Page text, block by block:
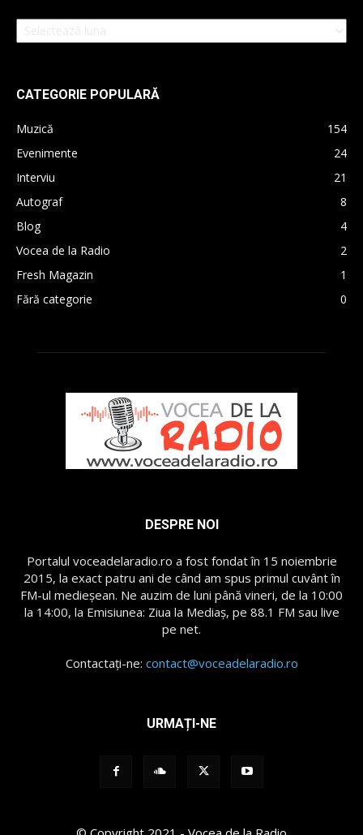
Arhive
CATEGORIE POPULARĂ
Muzică
154
Evenimente
24
Interviu
21
Autograf
8
Blog
4
Vocea de la Radio
2
Fresh Magazin
1
Fără categorie
0
DESPRE NOI
Portalul voceadelaradio.ro a fost fondat în 15 noiembrie
2015, la exact patru ani de când am spus primul cuvânt în
FM-ul medieșean. Ne auzim de luni până vineri, de la 10:00
la 14:00, la Emisiunea: Ziua la Mediaș, pe 88.1 FM sau live
pe net.
Contactați-ne: contact@voceadelaradio.ro
URMAȚI-NE